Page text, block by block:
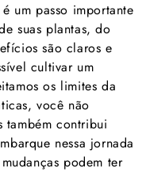
um passo importante
suas plantas, do
são claros e
cultivar um
os limites da
você não
também contribui
nessa jornada
podem ter